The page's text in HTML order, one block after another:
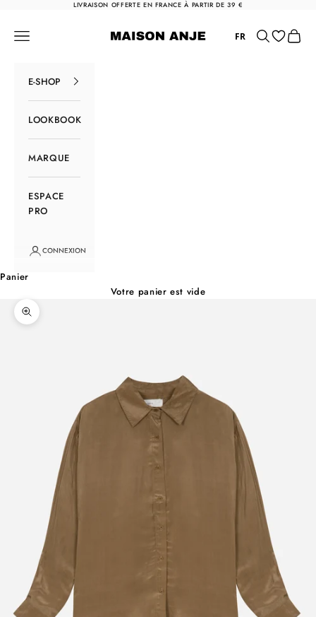
Passer au contenuLIVRAISON OFFERTE EN FRANCE À PARTIR DE 39 €
Maison Anje
Menu FR Rechercher
Panier
E-SHOP
LOOKBOOK
MARQUE
ESPACE
PRO
CONNEXION
Panier
Votre panier est vide
Zoomer sur l'image